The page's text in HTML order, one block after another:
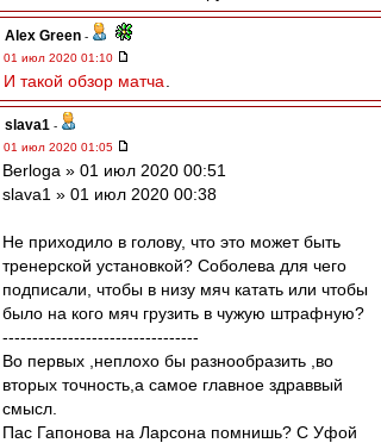
Alex Green -
01 июл 2020 01:10
И такой обзор матча
slava1 -
01 июл 2020 01:05
Berloga » 01 июл 2020 00:51
slava1 » 01 июл 2020 00:38
Не приходило в голову, что это может быть
тренерской установкой? Соболева для чего
подписали, чтобы в низу мяч катать или чтобы
было на кого мяч грузить в чужую штрафную?
---------------------------------
Во первых ,неплохо бы разнообразить ,во
вторых точность,а самое главное здраввый
смысл.
Пас Гапонова на Ларсона помнишь? С Уфой